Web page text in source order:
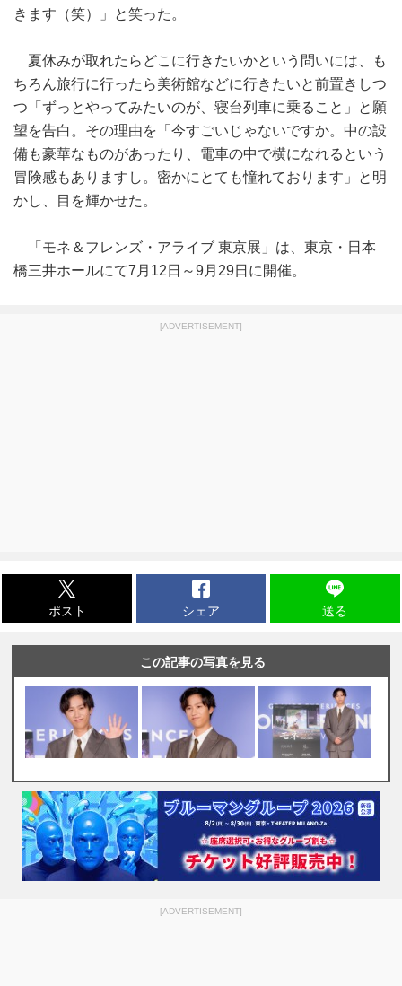
きます（笑）」と笑った。
夏休みが取れたらどこに行きたいかという問いには、も
ちろん旅行に行ったら美術館などに行きたいと前置きしつ
つ「ずっとやってみたいのが、寝台列車に乗ること」と願
望を告白。その理由を「今すごいじゃないですか。中の設
備も豪華なものがあったり、電車の中で横になれるという
冒険感もありますし。密かにとても憧れております」と明
かし、目を輝かせた。
「モネ＆フレンズ・アライブ 東京展」は、東京・日本
橋三井ホールにて7月12日～9月29日に開催。
[ADVERTISEMENT]
ポスト シェア 送る
この記事の写真を見る
[ADVERTISEMENT]